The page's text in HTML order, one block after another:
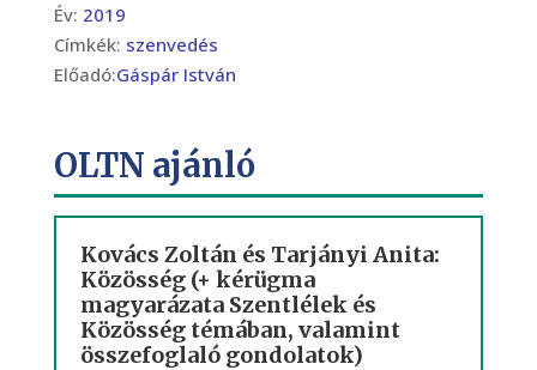
Év: 2019
Címkék: szenvedés
Előadó:Gáspár István
OLTN ajánló
Kovács Zoltán és Tarjányi Anita:
Közösség (+ kérügma
magyarázata Szentlélek és
Közösség témában, valamint
összefoglaló gondolatok)